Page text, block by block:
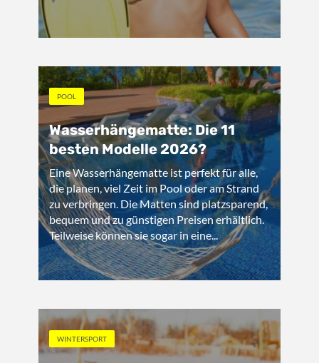
POOL
Wasserhängematte: Die 11
besten Modelle 2026?
Eine Wasserhängematte ist perfekt für alle,
die planen, viel Zeit im Pool oder am Strand
zu verbringen. Die Matten sind platzsparend,
bequem und zu günstigen Preisen erhältlich.
Teilweise können sie sogar in eine...
WINTERSPORT